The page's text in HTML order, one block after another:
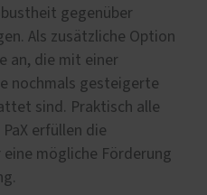
gegenüber
Als zusätzliche Option
an, die mit einer
nochmals gesteigerte
sind. Praktisch alle
erfüllen die
mögliche Förderung